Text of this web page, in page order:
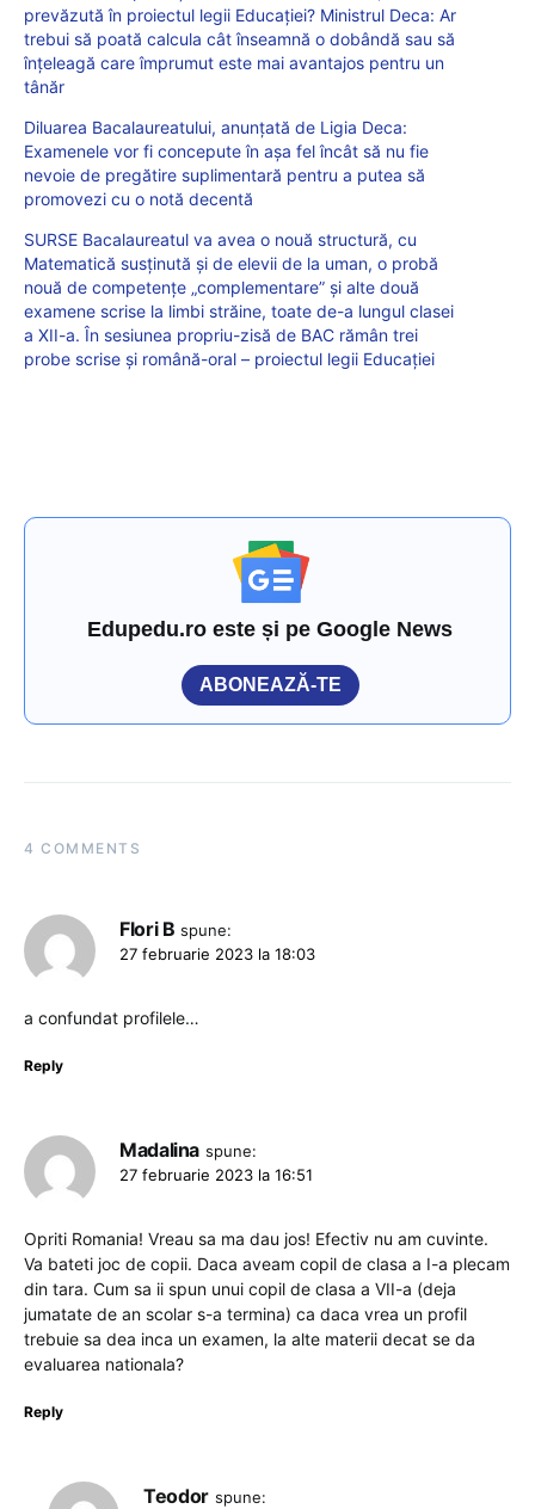
prevăzută în proiectul legii Educației? Ministrul Deca: Ar
trebui să poată calcula cât înseamnă o dobândă sau să
înțeleagă care împrumut este mai avantajos pentru un
tânăr
Diluarea Bacalaureatului, anunțată de Ligia Deca:
Examenele vor fi concepute în așa fel încât să nu fie
nevoie de pregătire suplimentară pentru a putea să
promovezi cu o notă decentă
SURSE Bacalaureatul va avea o nouă structură, cu
Matematică susținută și de elevii de la uman, o probă
nouă de competențe „complementare” și alte două
examene scrise la limbi străine, toate de-a lungul clasei
a XII-a. În sesiunea propriu-zisă de BAC rămân trei
probe scrise și română-oral – proiectul legii Educației
Edupedu.ro este și pe Google News
ABONEAZĂ-TE
4 COMMENTS
Flori B spune:
27 februarie 2023 la 18:03
a confundat profilele…
Reply
Madalina spune:
27 februarie 2023 la 16:51
Opriti Romania! Vreau sa ma dau jos! Efectiv nu am cuvinte.
Va bateti joc de copii. Daca aveam copil de clasa a I-a plecam
din tara. Cum sa ii spun unui copil de clasa a VII-a (deja
jumatate de an scolar s-a termina) ca daca vrea un profil
trebuie sa dea inca un examen, la alte materii decat se da
evaluarea nationala?
Reply
Teodor spune: